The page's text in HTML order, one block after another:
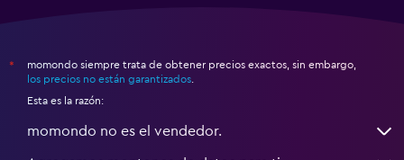
*
momondo siempre trata de obtener precios exactos, sin embargo,
los precios no están garantizados
Esta es la razón:
momondo no es el vendedor.